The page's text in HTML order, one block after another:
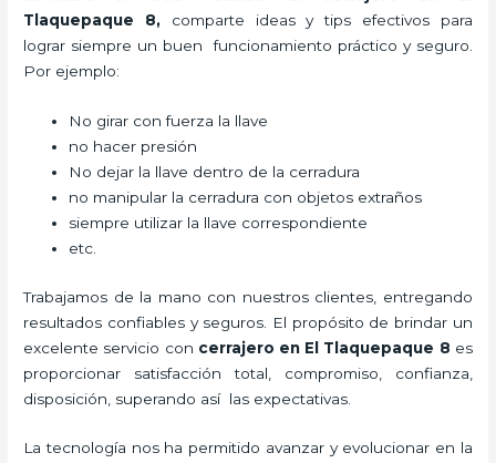
Tlaquepaque 8, comparte ideas y tips efectivos para
lograr siempre un buen funcionamiento práctico y seguro.
Por ejemplo:
No girar con fuerza la llave
no hacer presión
No dejar la llave dentro de la cerradura
no manipular la cerradura con objetos extraños
siempre utilizar la llave correspondiente
etc.
Trabajamos de la mano con nuestros clientes, entregando
resultados confiables y seguros. El propósito de brindar un
excelente servicio con cerrajero en El Tlaquepaque 8 es
proporcionar satisfacción total, compromiso, confianza,
disposición, superando así las expectativas.
La tecnología nos ha permitido avanzar y evolucionar en la